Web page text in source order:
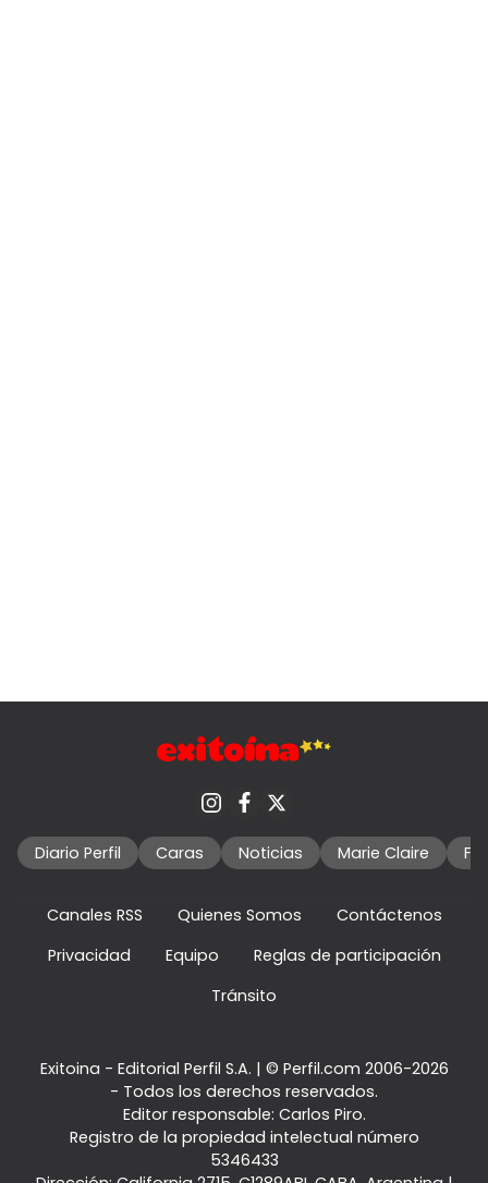
Diario Perfil Caras Noticias Marie Claire
Canales RSS Quienes Somos
Contáctenos
Privacidad
Equipo
Reglas de participación
Tránsito
Exitoina - Editorial Perfil S.A. | © Perfil.com 2006-2026
- Todos los derechos reservados.
Editor responsable: Carlos Piro.
Registro de la propiedad intelectual número
5346433